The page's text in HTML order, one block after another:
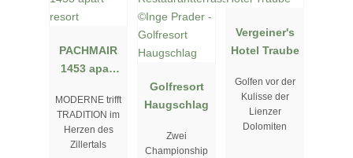
PACHMAIR
1453 apart
MODERNE trifft
TRADITION im
Herzen des
Zillertals
Golfresort
Haugschlag
Zwei
Championship
Vergeiner's
Hotel Traube
Golfen vor der
Kulisse der
Lienzer
Dolomiten